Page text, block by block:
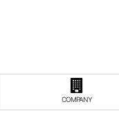
COMPANY